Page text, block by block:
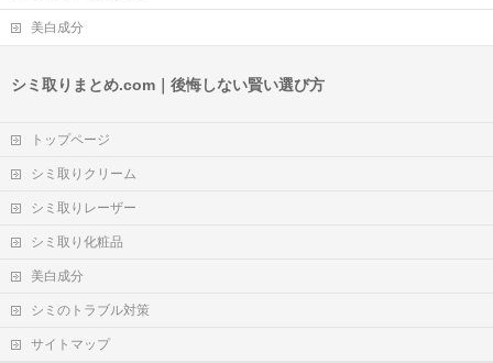
美白成分
シミ取りまとめ.com｜後悔しない賢い選び方
トップページ
シミ取りクリーム
シミ取りレーザー
シミ取り化粧品
美白成分
シミのトラブル対策
サイトマップ